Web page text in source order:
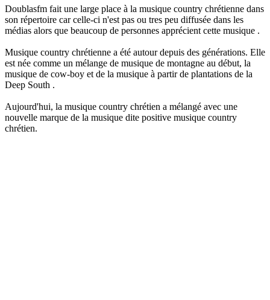
Doublasfm fait une large place à la musique country chrétienne dans
son répertoire car celle-ci n'est pas ou tres peu diffusée dans les
médias alors que beaucoup de personnes apprécient cette musique .
Musique country chrétienne a été autour depuis des générations. Elle
est née comme un mélange de musique de montagne au début, la
musique de cow-boy et de la musique à partir de plantations de la
Deep South .
Aujourd'hui, la musique country chrétien a mélangé avec une
nouvelle marque de la musique dite positive musique country
chrétien.